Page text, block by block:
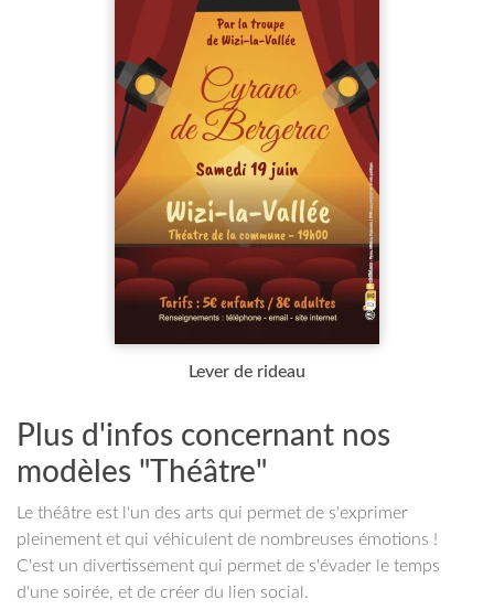
Lever de rideau
Plus d'infos concernant nos
modèles "Théâtre"
Le théâtre est l'un des arts qui permet de s'exprimer
pleinement et qui véhiculent de nombreuses émotions !
C'est un divertissement qui permet de s'évader le temps
d'une soirée, et de créer du lien social.